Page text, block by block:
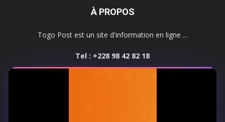
À PROPOS
Togo Post est un site d'information en ligne ...
Tel : +228 98 42 82 18